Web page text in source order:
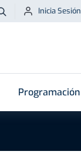
Buscar
Inicia Sesión
Programación